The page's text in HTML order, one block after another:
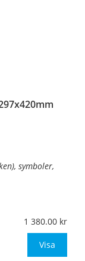
symboler,
till 0,13m²)
1 380.00
Visa